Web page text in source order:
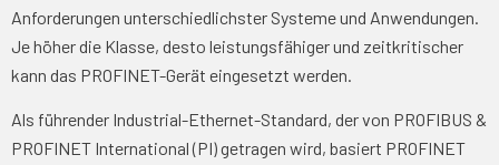
Anforderungen unterschiedlichster Systeme und Anwendungen.
Je höher die Klasse, desto leistungsfähiger und zeitkritischer
kann das PROFINET-Gerät eingesetzt werden.
Als führender Industrial-Ethernet-Standard, der von PROFIBUS &
PROFINET International (PI) getragen wird, basiert PROFINET